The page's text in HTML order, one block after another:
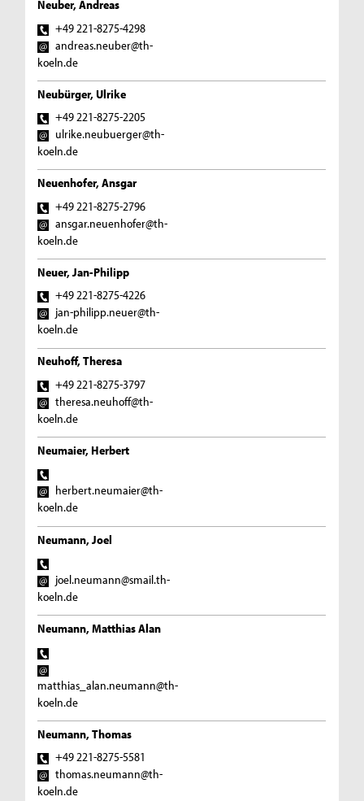
Neuber, Andreas
+49 221-8275-4298
andreas.neuber@th-
koeln.de
Neubürger, Ulrike
+49 221-8275-2205
ulrike.neubuerger@th-
koeln.de
Neuenhofer, Ansgar
+49 221-8275-2796
ansgar.neuenhofer@th-
koeln.de
Neuer, Jan-Philipp
+49 221-8275-4226
jan-philipp.neuer@th-
koeln.de
Neuhoff, Theresa
+49 221-8275-3797
theresa.neuhoff@th-
koeln.de
Neumaier, Herbert
herbert.neumaier@th-
koeln.de
Neumann, Joel
joel.neumann@smail.th-
koeln.de
Neumann, Matthias Alan
matthias_alan.neumann@th-
koeln.de
Neumann, Thomas
+49 221-8275-5581
thomas.neumann@th-
koeln.de